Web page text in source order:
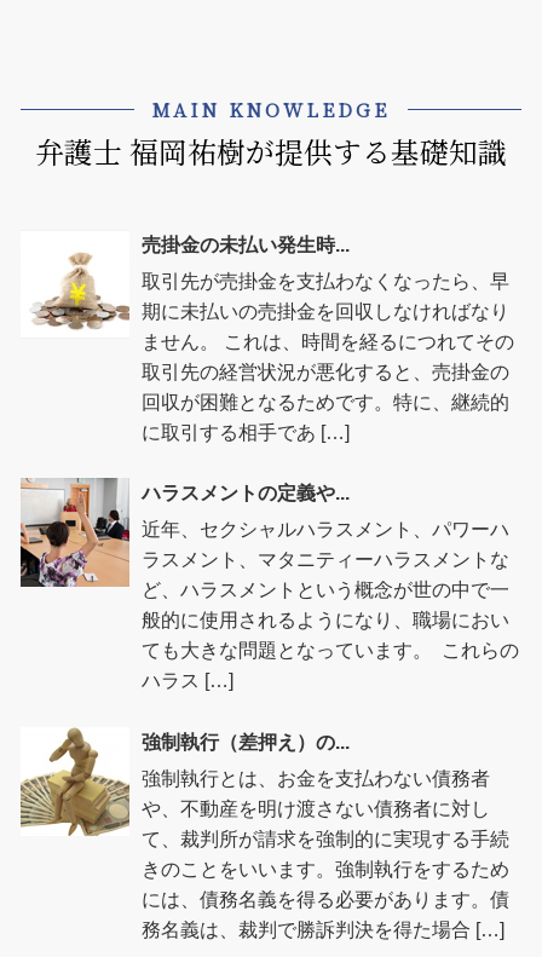
MAIN KNOWLEDGE
弁護士 福岡祐樹が提供する基礎知識
売掛金の未払い発生時...
取引先が売掛金を支払わなくなったら、早
期に未払いの売掛金を回収しなければなり
ません。 これは、時間を経るにつれてその
取引先の経営状況が悪化すると、売掛金の
回収が困難となるためです。特に、継続的
に取引する相手であ […]
ハラスメントの定義や...
近年、セクシャルハラスメント、パワーハ
ラスメント、マタニティーハラスメントな
ど、ハラスメントという概念が世の中で一
般的に使用されるようになり、職場におい
ても大きな問題となっています。 これらの
ハラス […]
強制執行（差押え）の...
強制執行とは、お金を支払わない債務者
や、不動産を明け渡さない債務者に対し
て、裁判所が請求を強制的に実現する手続
きのことをいいます。強制執行をするため
には、債務名義を得る必要があります。債
務名義は、裁判で勝訴判決を得た場合 […]